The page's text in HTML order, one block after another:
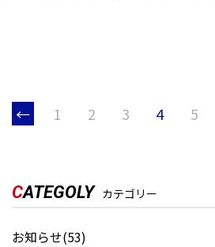
← 1 2 3 4 5
CATEGOLY カテゴリー
お知らせ(53)